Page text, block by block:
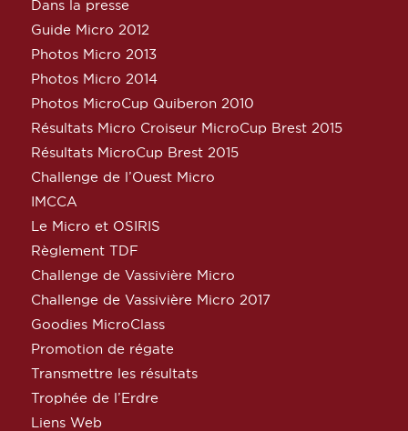
Dans la presse
Guide Micro 2012
Photos Micro 2013
Photos Micro 2014
Photos MicroCup Quiberon 2010
Résultats Micro Croiseur MicroCup Brest 2015
Résultats MicroCup Brest 2015
Challenge de l’Ouest Micro
IMCCA
Le Micro et OSIRIS
Règlement TDF
Challenge de Vassivière Micro
Challenge de Vassivière Micro 2017
Goodies MicroClass
Promotion de régate
Transmettre les résultats
Trophée de l’Erdre
Liens Web